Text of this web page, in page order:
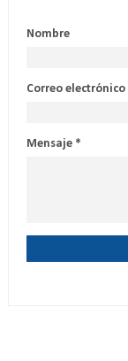
Nombre
Correo electrónico
Mensaje *